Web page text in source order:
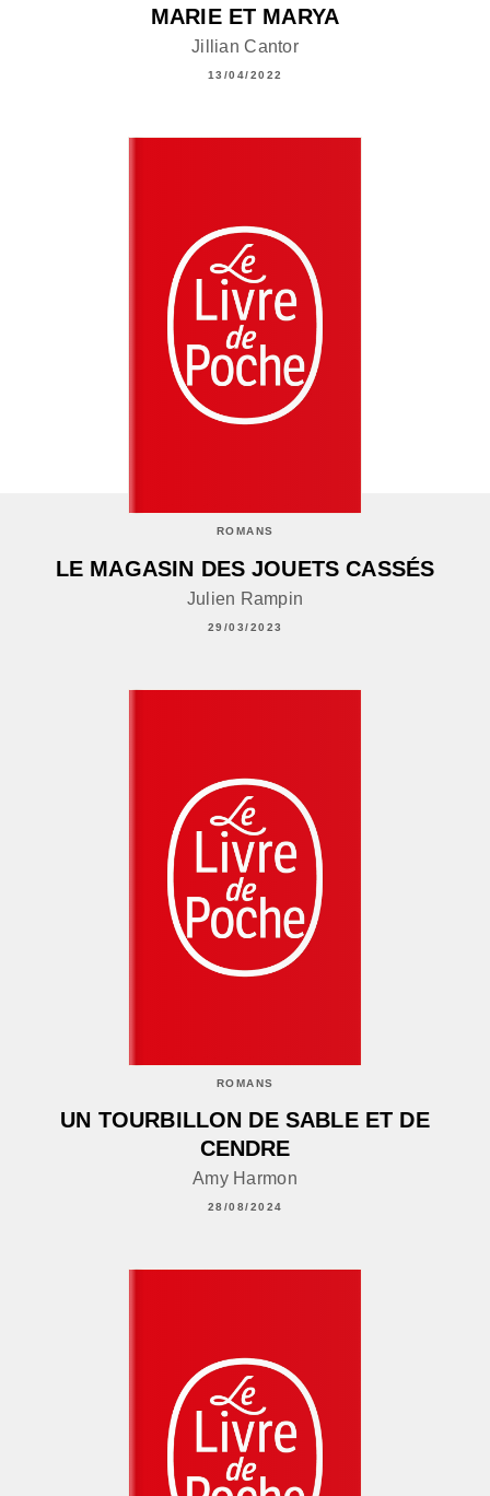
MARIE ET MARYA
Jillian Cantor
13/04/2022
ROMANS
LE MAGASIN DES JOUETS CASSÉS
Julien Rampin
29/03/2023
ROMANS
UN TOURBILLON DE SABLE ET DE
CENDRE
Amy Harmon
28/08/2024